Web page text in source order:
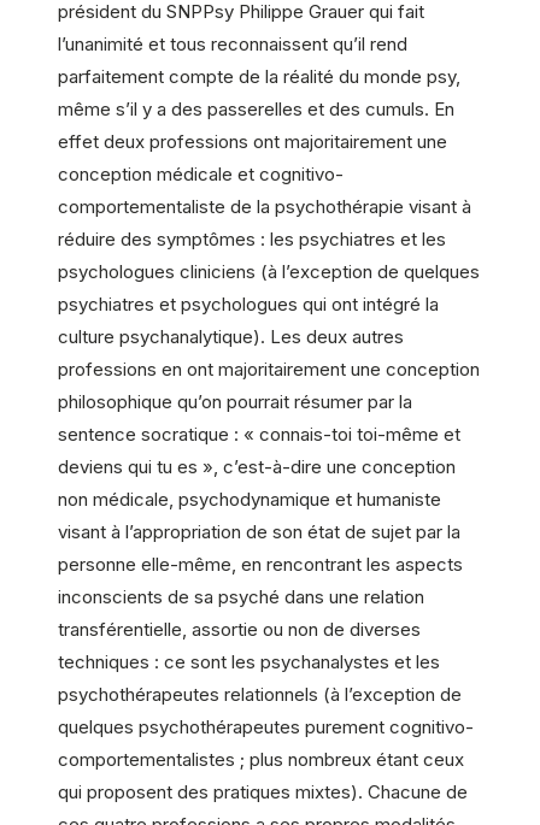
président du SNPPsy Philippe Grauer qui fait
l’unanimité et tous reconnaissent qu’il rend
parfaitement compte de la réalité du monde psy,
même s’il y a des passerelles et des cumuls. En
effet deux professions ont majoritairement une
conception médicale et cognitivo-
comportementaliste de la psychothérapie visant à
réduire des symptômes : les psychiatres et les
psychologues cliniciens (à l’exception de quelques
psychiatres et psychologues qui ont intégré la
culture psychanalytique). Les deux autres
professions en ont majoritairement une conception
philosophique qu’on pourrait résumer par la
sentence socratique : « connais-toi toi-même et
deviens qui tu es », c’est-à-dire une conception
non médicale, psychodynamique et humaniste
visant à l’appropriation de son état de sujet par la
personne elle-même, en rencontrant les aspects
inconscients de sa psyché dans une relation
transférentielle, assortie ou non de diverses
techniques : ce sont les psychanalystes et les
psychothérapeutes relationnels (à l’exception de
quelques psychothérapeutes purement cognitivo-
comportementalistes ; plus nombreux étant ceux
qui proposent des pratiques mixtes). Chacune de